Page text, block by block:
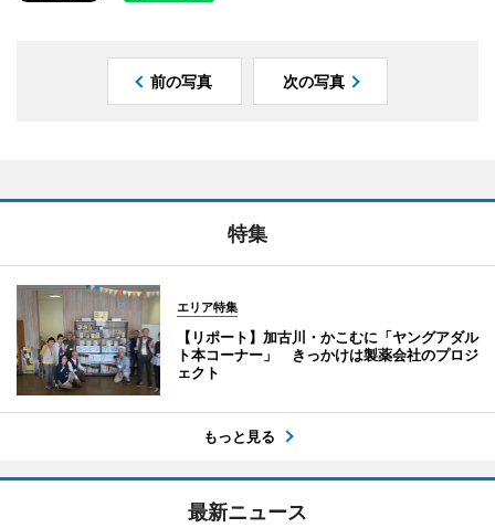
前の写真 次の写真
特集
エリア特集
【リポート】加古川・かこむに「ヤングアダル
ト本コーナー」 きっかけは製薬会社のプロジ
ェクト
もっと見る
最新ニュース